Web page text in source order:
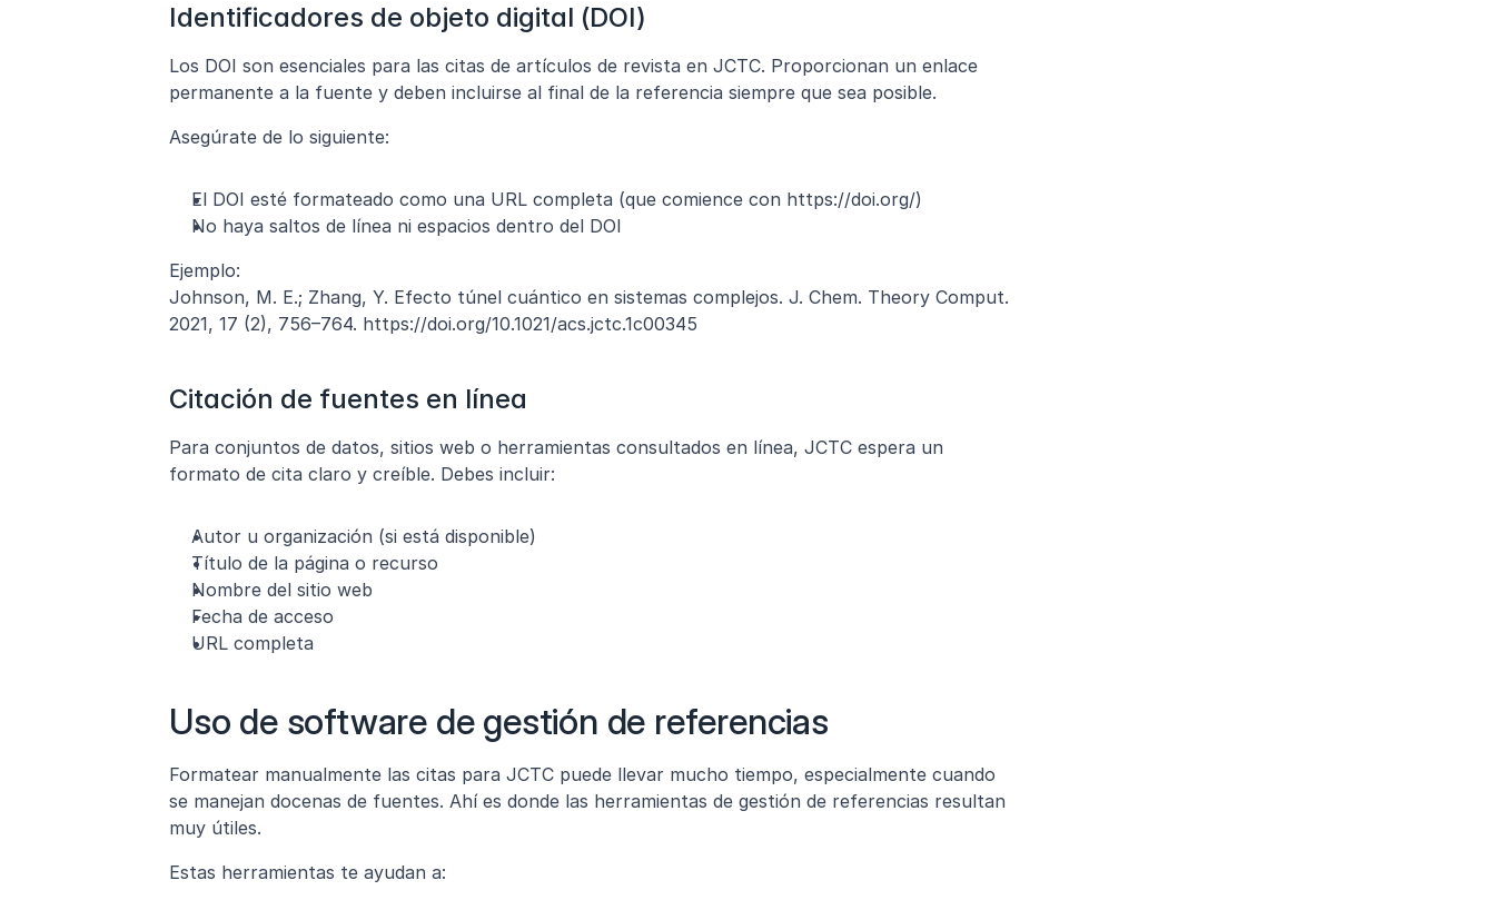
Identificadores de objeto digital (DOI)
Los DOI son esenciales para las citas de artículos de revista en JCTC. Proporcionan un enlace
permanente a la fuente y deben incluirse al final de la referencia siempre que sea posible.
Asegúrate de lo siguiente:
El DOI esté formateado como una URL completa (que comience con https://doi.org/)
No haya saltos de línea ni espacios dentro del DOI
Ejemplo:
Johnson, M. E.; Zhang, Y. Efecto túnel cuántico en sistemas complejos. J. Chem. Theory Comput.
2021, 17 (2), 756–764. https://doi.org/10.1021/acs.jctc.1c00345
Citación de fuentes en línea
Para conjuntos de datos, sitios web o herramientas consultados en línea, JCTC espera un
formato de cita claro y creíble. Debes incluir:
Autor u organización (si está disponible)
Título de la página o recurso
Nombre del sitio web
Fecha de acceso
URL completa
Uso de software de gestión de referencias
Formatear manualmente las citas para JCTC puede llevar mucho tiempo, especialmente cuando
se manejan docenas de fuentes. Ahí es donde las herramientas de gestión de referencias resultan
muy útiles.
Estas herramientas te ayudan a: